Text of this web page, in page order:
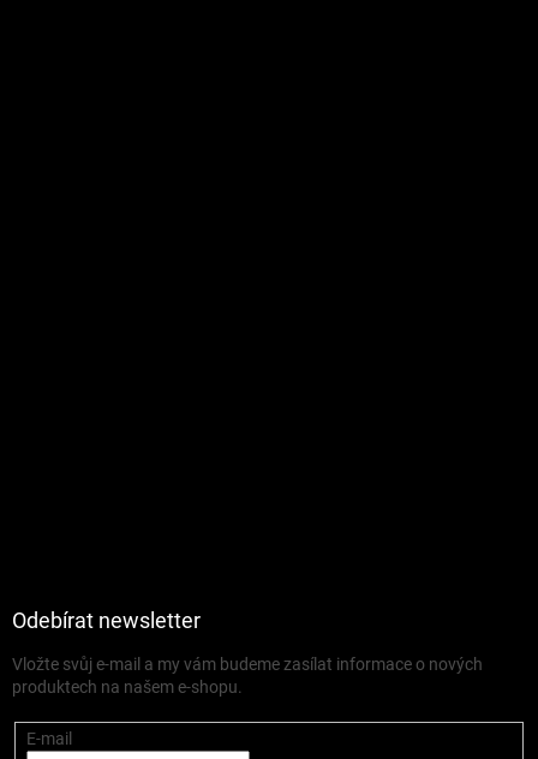
Odebírat newsletter
Vložte svůj e-mail a my vám budeme zasílat informace o nových
produktech na našem e-shopu.
E-mail